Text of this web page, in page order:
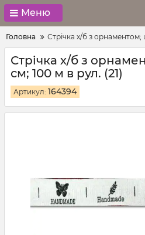
Меню
Головна Стрічка х/б з орнаментом;
Стрічка х/б з
см; 100 м в рул. (21)
Артикул: 164394